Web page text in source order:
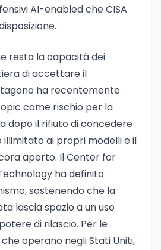
AI-enabled che CISA
resta la capacità dei
di accettare il
ha recentemente
come rischio per la
dopo il rifiuto di concedere
illimitato ai propri modelli e il
aperto. Il Center for
ha definito
sostenendo che la
lascia spazio a un uso
di rilascio. Per le
operano negli Stati Uniti,